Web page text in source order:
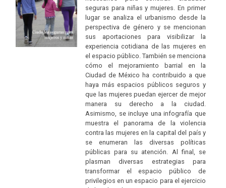
seguras para niñas y mujeres. En primer
lugar se analiza el urbanismo desde la
perspectiva de género y se mencionan
sus aportaciones para visibilizar la
experiencia cotidiana de las mujeres en
el espacio público. También se menciona
cómo el mejoramiento barrial en la
Ciudad de México ha contribuido a que
haya más espacios públicos seguros y
que las mujeres puedan ejercer de mejor
manera su derecho a la ciudad.
Asimismo, se incluye una infografía que
muestra el panorama de la violencia
contra las mujeres en la capital del país y
se enumeran las diversas políticas
públicas para su atención. Al final, se
plasman diversas estrategias para
transformar el espacio público de
privilegios en un espacio para el ejercicio